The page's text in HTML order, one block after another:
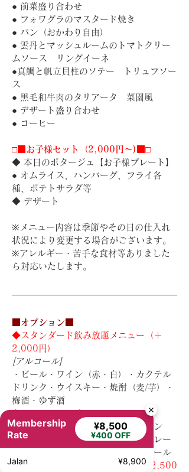
● 前菜盛り合わせ
● フォワグラのマスタード焼き
● パン（おかわり自由）
● 雲丹とマッシュルームのトマトクリー
ムソース　リングイーネ
●真鯛と帆立貝柱のソテー　トリュフソー
ス
● 黒毛和牛肉のタリアータ　菜園風
● デザート盛り合わせ
● コーヒー
□■お子様セット（2,000円〜)■□
◆ 本日のポタージュ【お子様プレート】
● オムライス、ハンバーグ、フライ各
種、ポテトサラダ等
◆ デザート
※メニュー内容は季節やその日の仕入れ
状況により変更する場合がございます。
※アレルギー・苦手な食材等ありました
ら対応いたします。
■オプション■
◆スタンダード飲み放題メニュー（＋
2,000円）
[アルコール]
・ビール・ワイン（赤・白）・カクテル
ドリンク・ウイスキー・焼酎（麦/芋）・
梅酒・ゆず酒
・ノンアルコールカクテル・ウーロン
茶・冷緑茶・オレンジジュース・グレー
プフルーツジュース・ジンジャーエール
◆プレミアム飲み放題メニュー（+2,500
Membership
Rate
¥8,500
¥400 OFF
Jalan ¥8,900